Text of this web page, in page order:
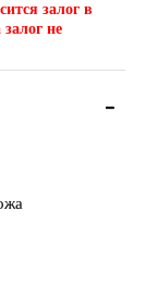
залог в
не